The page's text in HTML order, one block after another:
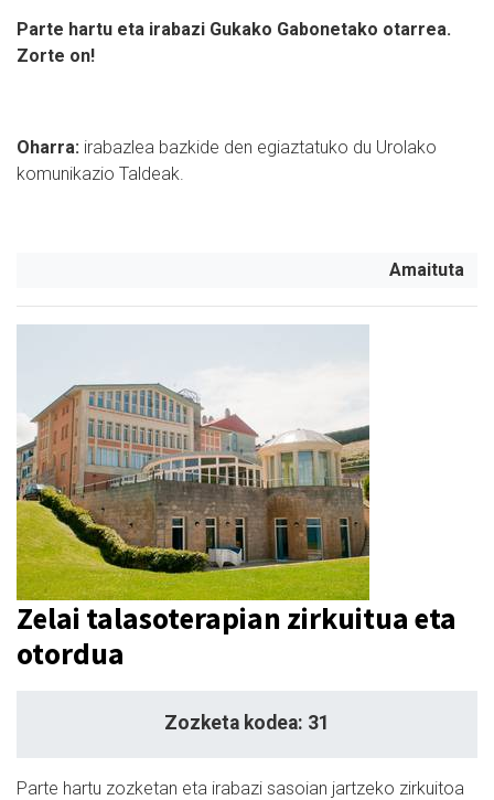
Parte hartu eta irabazi Gukako Gabonetako otarrea.
Zorte on!
Oharra: irabazlea bazkide den egiaztatuko du Urolako
komunikazio Taldeak.
Amaituta
Zelai talasoterapian zirkuitua eta
otordua
Zozketa kodea: 31
Parte hartu zozketan eta irabazi sasoian jartzeko zirkuitoa